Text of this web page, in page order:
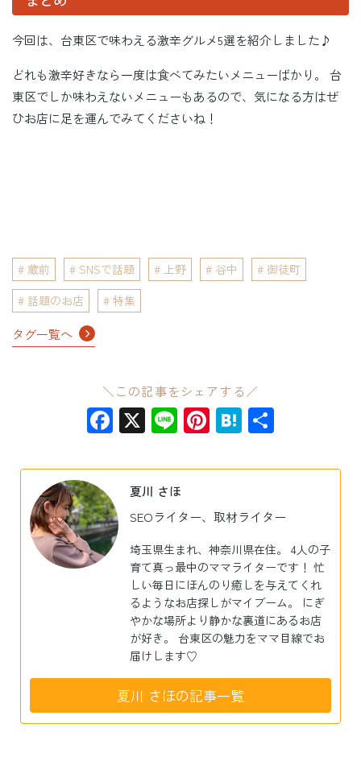
今回は、台東区で味わえる激辛グルメ5選を紹介しました♪
どれも激辛好きなら一度は食べてみたいメニューばかり。 台
東区でしか味わえないメニューもあるので、気になる方はぜ
ひお店に足を運んでみてくださいね！
蔵前 SNSで話題 上野 谷中
御徒町
話題のお店
特集
タグ一覧へ
＼この記事をシェアする／
Facebook
X LinePinterest
Hatena
夏川 さほ
SEOライター、取材ライター
埼玉県生まれ、神奈川県在住。 4人の子
育て真っ最中のママライターです！ 忙
しい毎日にほんのり癒しを与えてくれ
るようなお店探しがマイブーム。 にぎ
やかな場所より静かな裏道にあるお店
が好き。 台東区の魅力をママ目線でお
届けします♡
夏川 さほの記事一覧